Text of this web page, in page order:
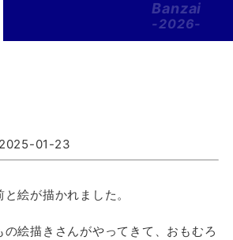
Banzai
-2026-
01-23
絵が描かれました。
絵描きさんがやってきて、おもむろ